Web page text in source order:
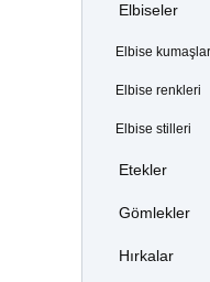
Elbiseler
Elbise
Elbise renkleri
Elbise stilleri
Etekler
Gömlekler
Hırkalar